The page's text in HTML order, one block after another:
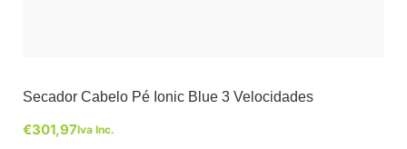
Secador Cabelo Pé Ionic Blue 3 Velocidades
€301,97Iva Inc.